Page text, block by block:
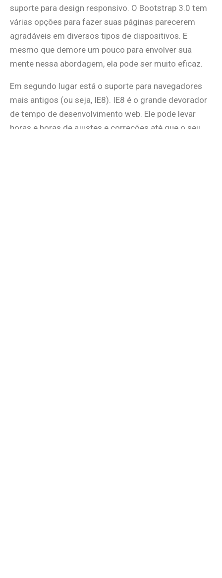
suporte para design responsivo. O Bootstrap 3.0 tem
várias opções para fazer suas páginas parecerem
agradáveis em diversos tipos de dispositivos. E
mesmo que demore um pouco para envolver sua
mente nessa abordagem, ela pode ser muito eficaz.
Em segundo lugar está o suporte para navegadores
mais antigos (ou seja, IE8). IE8 é o grande devorador
de tempo de desenvolvimento web. Ele pode levar
horas e horas de ajustes e correções até que o seu